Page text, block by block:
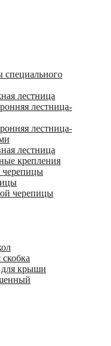
специального
лестница
лестница-
лестница-
лестница
крепления
черепицы
черепицы
крыши